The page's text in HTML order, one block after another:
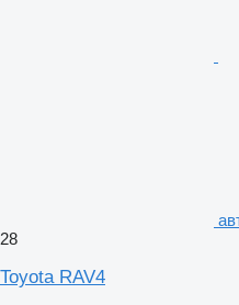
28
Toyota RAV4